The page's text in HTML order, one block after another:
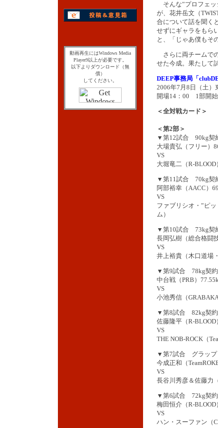
動画再生にはWindows Media
Player9以上が必要です。
以下よりダウンロード（無
償）
してください。
そんな”プロフェッ
が、花井岳文（
合について話を聞く
せずにギャラをもら
と、「じゃあ僕もそ
さらに両チームで
せた今成。果たして
DEEP事務局「
2006年7月8日（土）
開場14：00 1部開
＜全対戦カード＞
＜第2部＞
▼第12試合 90kg契
大場貴弘（フリー）
VS
大堀竜二（R-BLOOD
▼第11試合 70kg契
阿部裕幸（AACC）
VS
ファブリシオ・”ピ
ム）
▼第10試合 73kg契
長岡弘樹（総合格闘
VS
井上裕貴（木口道場
▼第9試合 78kg契
中台戦（PRB）
VS
小池秀信（
▼第8試合 82kg契
佐藤隆平（R-BLOOD
VS
THE NOB-ROCK（
▼第7試合 グラップ
今成正和（
VS
長谷川秀彦＆佐藤力
▼第6試合 72kg契
梅田恒介（R-BLOOD
VS
ハン・スーファン（